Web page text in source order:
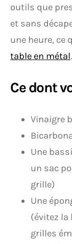
outils que
et sans
une heure, ce
table en métal.
Ce dont
Vinaigre
Une
un sac
grille)
Une
(évitez la
grilles